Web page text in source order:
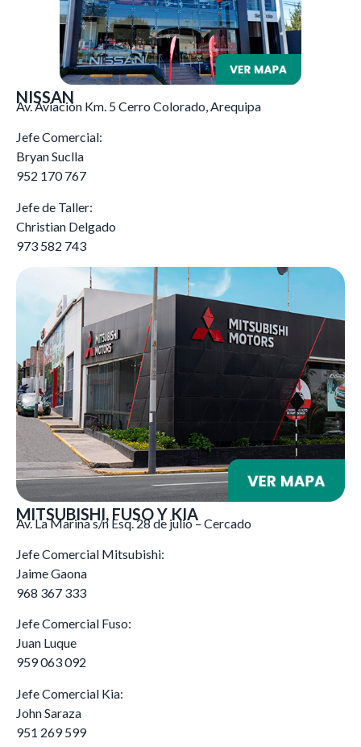
NISSAN
Av. Aviación Km. 5 Cerro Colorado, Arequipa
Jefe Comercial:
Bryan Suclla
952 170 767
Jefe de Taller:
Christian Delgado
973 582 743
MITSUBISHI, FUSO Y KIA
Av. La Marina s/n Esq. 28 de julio – Cercado
Jefe Comercial Mitsubishi:
Jaime Gaona
968 367 333
Jefe Comercial Fuso:
Juan Luque
959 063 092
Jefe Comercial Kia:
John Saraza
951 269 599